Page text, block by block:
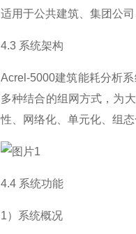
适用于公共建筑、集团公
4.3 系统架构
Acrel-5000建筑能耗分析
多种结合的组网方式，为
性、网络化、单元化、组
4.4 系统功能
1）系统概况